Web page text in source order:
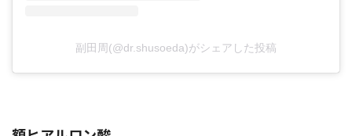
副田周(@dr.shusoeda)がシェアした投稿